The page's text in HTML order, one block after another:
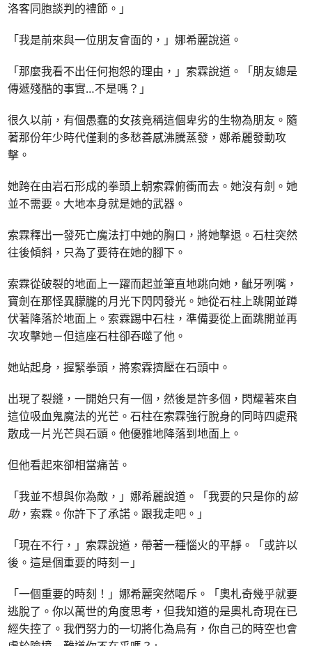
洛客同胞談判的禮節。」
「我是前來與一位朋友會面的，」娜希麗說道。
「那麼我看不出任何抱怨的理由，」索霖說道。「朋友總是
傳遞殘酷的事實…不是嗎？」
很久以前，有個愚蠢的女孩竟稱這個卑劣的生物為朋友。隨
著那份年少時代僅剩的多愁善感沸騰蒸發，娜希麗發動攻
擊。
她跨在由岩石形成的拳頭上朝索霖俯衝而去。她沒有劍。她
並不需要。大地本身就是她的武器。
索霖釋出一發死亡魔法打中她的胸口，將她擊退。石柱突然
往後傾斜，只為了要待在她的腳下。
索霖從破裂的地面上一躍而起並筆直地跳向她，齜牙咧嘴，
寶劍在那怪異朦朧的月光下閃閃發光。她從石柱上跳開並蹲
伏著降落於地面上。索霖踢中石柱，準備要從上面跳開並再
次攻擊她－但這座石柱卻吞噬了他。
她站起身，握緊拳頭，將索霖擠壓在石頭中。
出現了裂縫，一開始只有一個，然後是許多個，閃耀著來自
這位吸血鬼魔法的光芒。石柱在索霖強行脫身的同時四處飛
散成一片光芒與石頭。他優雅地降落到地面上。
但他看起來卻相當痛苦。
「我並不想與你為敵，」娜希麗說道。「我要的只是你的協
助，索霖。你許下了承諾。跟我走吧。」
「現在不行，」索霖說道，帶著一種惱火的平靜。「或許以
後。這是個重要的時刻－」
「一個重要的時刻！」娜希麗突然喝斥。「奧札奇幾乎就要
逃脫了。你以萬世的角度思考，但我知道的是奧札奇現在已
經失控了。我們努力的一切將化為烏有，你自己的時空也會